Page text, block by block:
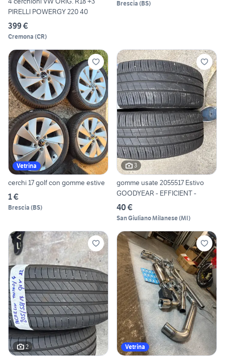
PIRELLI POWERGY 220 40
399 €
Cremona (CR)
Brescia (BS)
Vetrina
cerchi 17 golf con gomme estive
1 €
Brescia (BS)
3
gomme usate 2055517 Estivo
GOODYEAR - EFFICIENT -
40 €
San Giuliano Milanese(MI)
2 Vetrina